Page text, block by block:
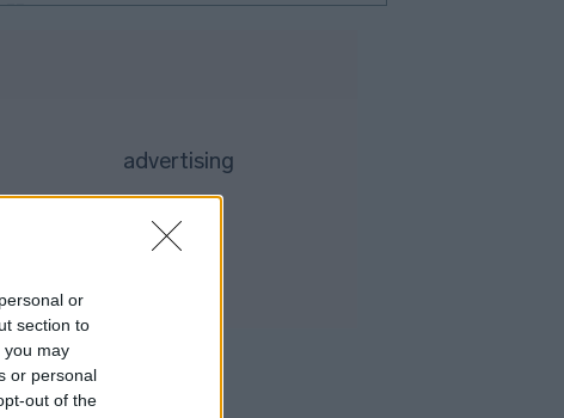
or
section to
you may
or personal
out of the
Γεωργιάδης για την επίθεση σε
δήμους της Χαλκιδικής
Υπό μερικό έλεγχο η φωτιά στο Κορωπί
Καβάλα: Χωρίς τις αισθήσεις της
«Αμμόλοφοι»
Το μεγάλο ενεργειακό στοίχημα της
Ευρώπης: Αναγέννηση ή βιομηχανική
παρακμή;